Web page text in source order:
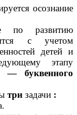
осознание
по развитию
с учетом
детей и
этапу
— буквенного
три задачи :